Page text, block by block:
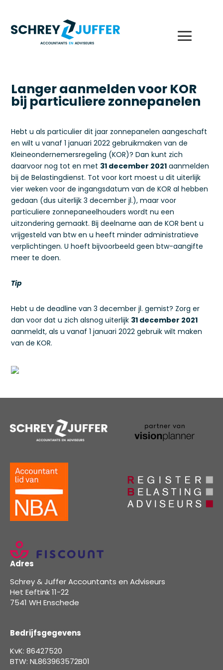
Langer aanmelden voor KOR
bij particuliere zonnepanelen
Hebt u als particulier dit jaar zonnepanelen aangeschaft
en wilt u vanaf 1 januari 2022 gebruikmaken van de
Kleineondernemersregeling (KOR)? Dan kunt zich
daarvoor nog tot en met 31 december 2021 aanmelden
bij de Belastingdienst. Tot voor kort moest u dit uiterlijk
vier weken voor de ingangsdatum van de KOR al hebben
gedaan (dus uiterlijk 3 december jl.), maar voor
particuliere zonnepaneelhouders wordt nu een
uitzondering gemaakt. Bij deelname aan de KOR bent u
vrijgesteld van btw en u heeft minder administratieve
verplichtingen. U hoeft bijvoorbeeld geen btw-aangifte
meer te doen.
Tip
Hebt u de deadline van 3 december jl. gemist? Zorg er
dan voor dat u zich alsnog uiterlijk 31 december 2021
aanmeldt, als u vanaf 1 januari 2022 gebruik wilt maken
van de KOR.
Adres
Schrey & Juffer Accountants en Adviseurs
Het Eeftink 11-22
7541 WH Enschede
Bedrijfsgegevens
KvK: 86427520
BTW: NL863963572B01